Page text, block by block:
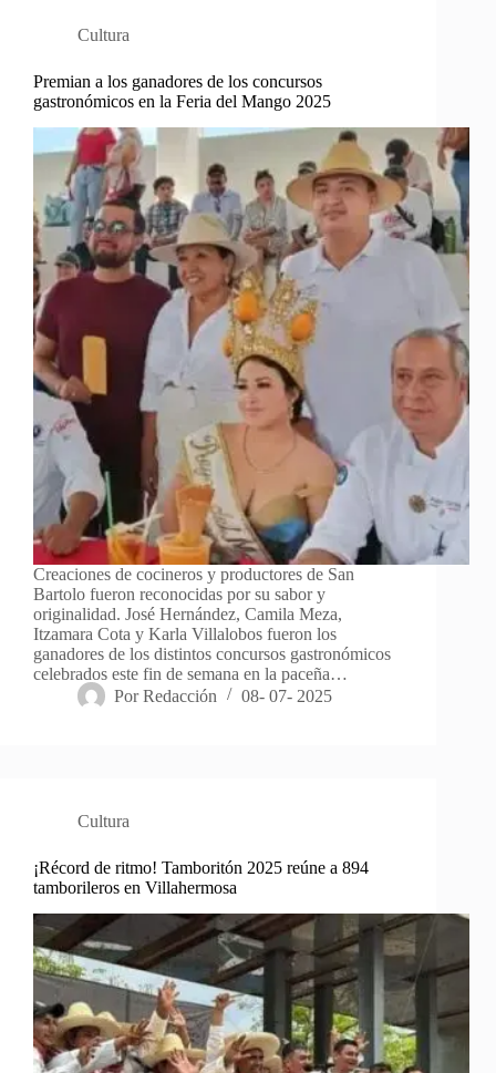
Cultura
Premian a los ganadores de los concursos
gastronómicos en la Feria del Mango 2025
Creaciones de cocineros y productores de San
Bartolo fueron reconocidas por su sabor y
originalidad. José Hernández, Camila Meza,
Itzamara Cota y Karla Villalobos fueron los
ganadores de los distintos concursos gastronómicos
celebrados este fin de semana en la paceña…
Por Redacción 08- 07- 2025
Cultura
¡Récord de ritmo! Tamboritón 2025 reúne a 894
tamborileros en Villahermosa